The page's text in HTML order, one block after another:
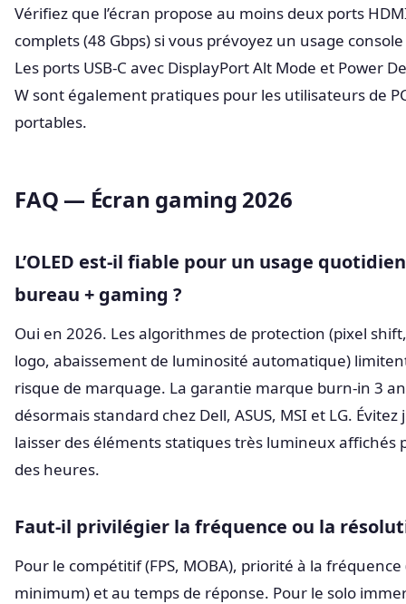
Vérifiez que l’écran propose au moins deux ports
complets (48 Gbps) si vous prévoyez un usage console
Les ports USB-C avec DisplayPort Alt Mode et Power
W sont également pratiques pour les utilisateurs de
portables.
FAQ — Écran gaming 2026
L’OLED est-il fiable pour un usage quotidien
bureau + gaming ?
Oui en 2026. Les algorithmes de protection (pixel
logo, abaissement de luminosité automatique)
risque de marquage. La garantie marque burn-in 3
désormais standard chez Dell, ASUS, MSI et LG. Évitez
laisser des éléments statiques très lumineux affichés
des heures.
Faut-il privilégier la fréquence ou la
Pour le compétitif (FPS, MOBA), priorité à la fréquence
minimum) et au temps de réponse. Pour le solo